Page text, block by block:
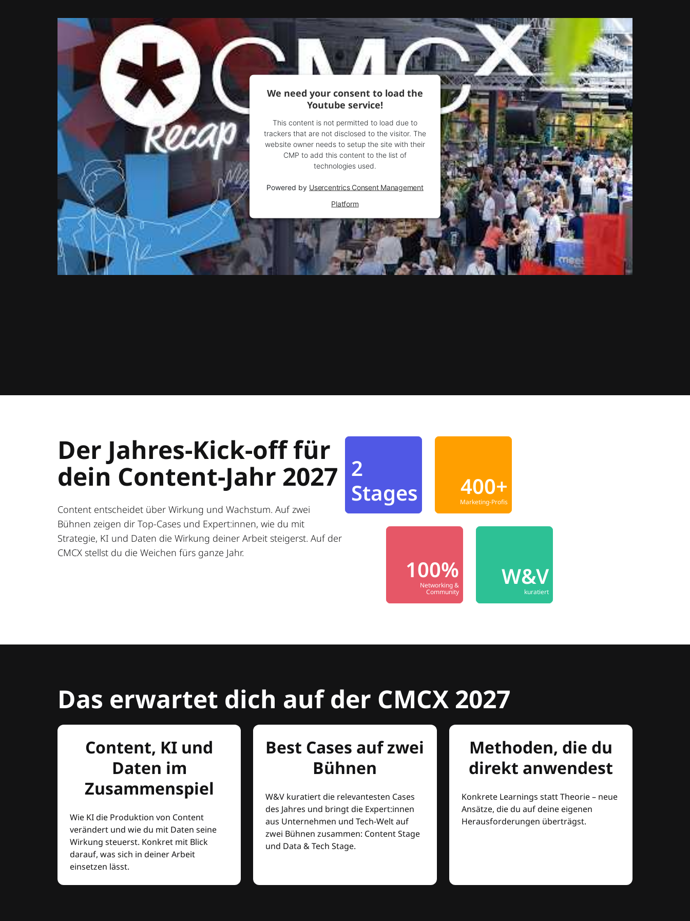
We need your consent to load the
Youtube service!
This content is not permitted to load due to
trackers that are not disclosed to the visitor. The
website owner needs to setup the site with their
CMP to add this content to the list of
technologies used.
Powered by Usercentrics Consent Management
Platform
Der Jahres-Kick-off für
dein Content-Jahr 2027
Content entscheidet über Wirkung und Wachstum. Auf zwei
Bühnen zeigen dir Top-Cases und Expert:innen, wie du mit
Strategie, KI und Daten die Wirkung deiner Arbeit steigerst. Auf der
CMCX stellst du die Weichen fürs ganze Jahr.
2
Stages
400+
Marketing-Profis
100%
Networking &
Community
W&V
kuratiert
Das erwartet dich auf der CMCX 2027
Content, KI und
Daten im
Zusammenspiel
Wie KI die Produktion von Content
verändert und wie du mit Daten seine
Wirkung steuerst. Konkret mit Blick
darauf, was sich in deiner Arbeit
einsetzen lässt.
Best Cases auf zwei
Bühnen
W&V kuratiert die relevantesten Cases
des Jahres und bringt die Expert:innen
aus Unternehmen und Tech-Welt auf
zwei Bühnen zusammen: Content Stage
und Data & Tech Stage.
Methoden, die du
direkt anwendest
Konkrete Learnings statt Theorie – neue
Ansätze, die du auf deine eigenen
Herausforderungen überträgst.